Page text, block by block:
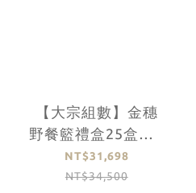
【大宗組數】金穗
野餐籃禮盒25盒組┃
旋轉木馬點心坊
NT$31,698
NT$34,500